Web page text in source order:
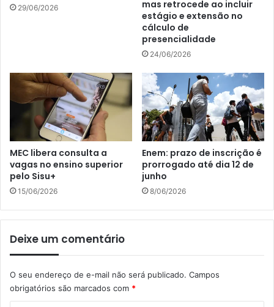
29/06/2026
mas retrocede ao incluir
estágio e extensão no
cálculo de
presencialidade
24/06/2026
MEC libera consulta a
vagas no ensino superior
pelo Sisu+
15/06/2026
Enem: prazo de inscrição é
prorrogado até dia 12 de
junho
8/06/2026
Deixe um comentário
O seu endereço de e-mail não será publicado. Campos
obrigatórios são marcados com *